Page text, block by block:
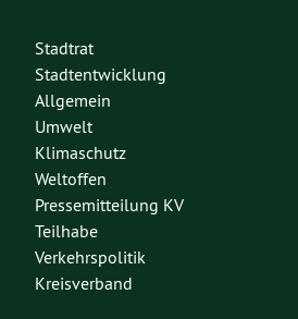
Stadtrat
Stadtentwicklung
Allgemein
Umwelt
Klimaschutz
Weltoffen
Pressemitteilung KV
Teilhabe
Verkehrspolitik
Kreisverband